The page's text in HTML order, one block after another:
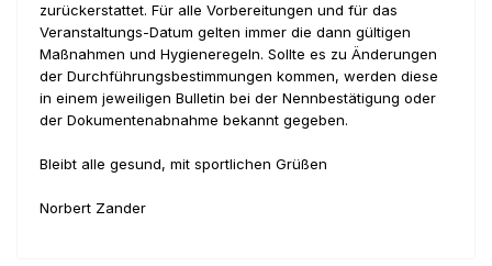
zurückerstattet. Für alle Vorbereitungen und für das
Veranstaltungs-Datum gelten immer die dann gültigen
Maßnahmen und Hygieneregeln. Sollte es zu Änderungen
der Durchführungsbestimmungen kommen, werden diese
in einem jeweiligen Bulletin bei der Nennbestätigung oder
der Dokumentenabnahme bekannt gegeben.
Bleibt alle gesund, mit sportlichen Grüßen
Norbert Zander